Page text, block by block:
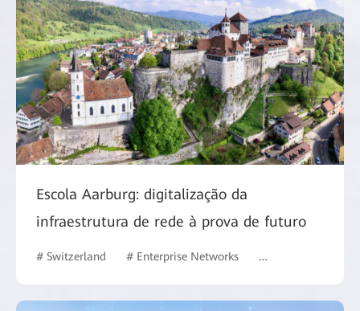
Escola Aarburg: digitalização da
infraestrutura de rede à prova de futuro
# Switzerland # Enterprise Networks # Education